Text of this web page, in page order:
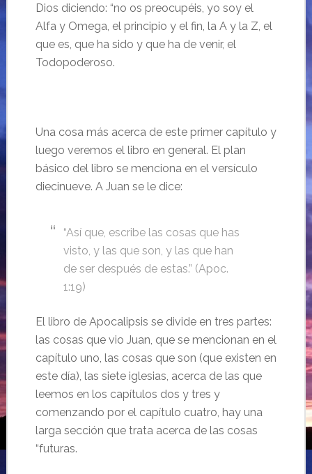
Dios diciendo: “no os preocupéis, yo soy el
Alfa y Omega, el principio y el fin, la A y la Z, el
que es, que ha sido y que ha de venir, el
Todopoderoso.
Una cosa más acerca de este primer capítulo y
luego veremos el libro en general. El plan
básico del libro se menciona en el versículo
diecinueve. A Juan se le dice:
“Así que, escribe las cosas que has
visto, y las que son, y las que han
de ser después de estas.” (Apoc.
1:19)
El libro de Apocalipsis se divide en tres partes:
las cosas que vio Juan, que se mencionan en el
capítulo uno, las cosas que son (que existen en
este día), las siete iglesias, acerca de las que
leemos en los capítulos dos y tres y
comenzando por el capítulo cuatro, hay una
larga sección que trata acerca de las cosas
“futuras.